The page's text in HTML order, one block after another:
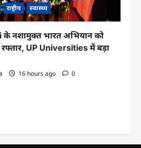
राष्ट्रीय स्वास्थ्य
के नशामुक्त भारत अभियान को
रफ्तार, UP Universities में बड़ा
16 hours ago 0